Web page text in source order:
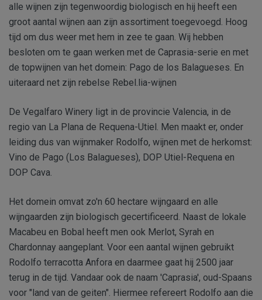
alle wijnen zijn tegenwoordig biologisch en hij heeft een
groot aantal wijnen aan zijn assortiment toegevoegd. Hoog
tijd om dus weer met hem in zee te gaan. Wij hebben
besloten om te gaan werken met de Caprasia-serie en met
de topwijnen van het domein: Pago de los Balagueses. En
uiteraard net zijn rebelse Rebel.lia-wijnen
De Vegalfaro Winery ligt in de provincie Valencia, in de
regio van La Plana de Requena-Utiel. Men maakt er, onder
leiding dus van wijnmaker Rodolfo, wijnen met de herkomst:
Vino de Pago (Los Balagueses), DOP Utiel-Requena en
DOP Cava.
Het domein omvat zo'n 60 hectare wijngaard en alle
wijngaarden zijn biologisch gecertificeerd. Naast de lokale
Macabeu en Bobal heeft men ook Merlot, Syrah en
Chardonnay aangeplant. Voor een aantal wijnen gebruikt
Rodolfo terracotta Anfora en daarmee gaat hij 2500 jaar
terug in de tijd. Vandaar ook de naam 'Caprasia', oud-Spaans
voor "land van de geiten". Hiermee refereert Rodolfo aan die